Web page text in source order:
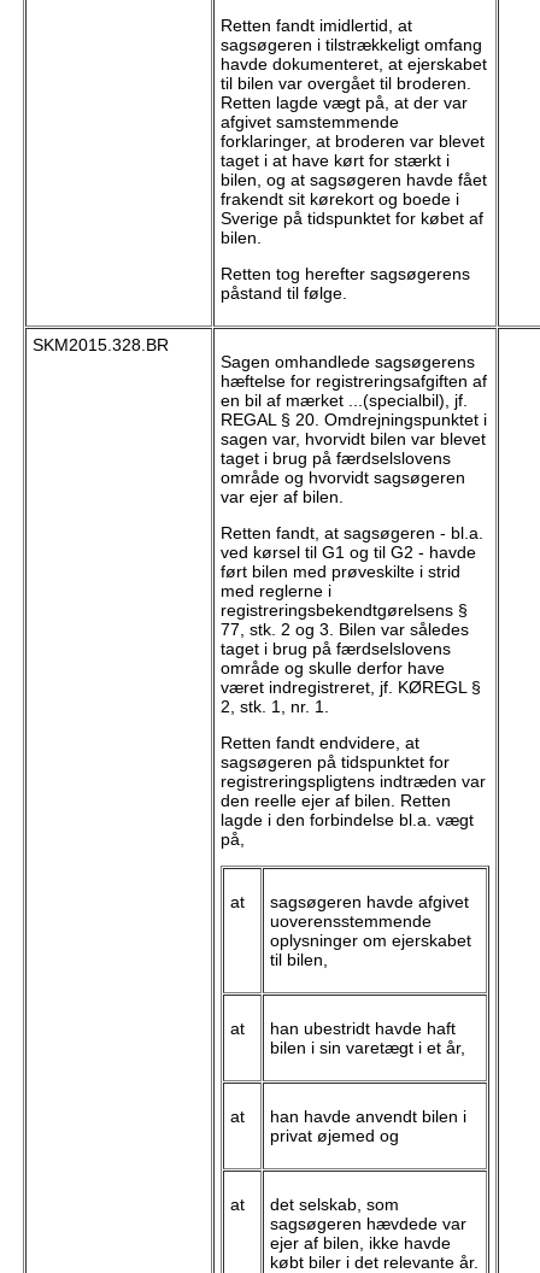
Retten fandt imidlertid, at
sagsøgeren i tilstrækkeligt omfang
havde dokumenteret, at ejerskabet
til bilen var overgået til broderen.
Retten lagde vægt på, at der var
afgivet samstemmende
forklaringer, at broderen var blevet
taget i at have kørt for stærkt i
bilen, og at sagsøgeren havde fået
frakendt sit kørekort og boede i
Sverige på tidspunktet for købet af
bilen.
Retten tog herefter sagsøgerens
påstand til følge.
SKM2015.328.BR
Sagen omhandlede sagsøgerens
hæftelse for registreringsafgiften af
en bil af mærket ...(specialbil), jf.
REGAL § 20. Omdrejningspunktet i
sagen var, hvorvidt bilen var blevet
taget i brug på færdselslovens
område og hvorvidt sagsøgeren
var ejer af bilen.
Retten fandt, at sagsøgeren - bl.a.
ved kørsel til G1 og til G2 - havde
ført bilen med prøveskilte i strid
med reglerne i
registreringsbekendtgørelsens §
77, stk. 2 og 3. Bilen var således
taget i brug på færdselslovens
område og skulle derfor have
været indregistreret, jf. KØREGL §
2, stk. 1, nr. 1.
Retten fandt endvidere, at
sagsøgeren på tidspunktet for
registreringspligtens indtræden var
den reelle ejer af bilen. Retten
lagde i den forbindelse bl.a. vægt
på,
at
sagsøgeren havde afgivet
uoverensstemmende
oplysninger om ejerskabet
til bilen,
at
han ubestridt havde haft
bilen i sin varetægt i et år,
at
han havde anvendt bilen i
privat øjemed og
at
det selskab, som
sagsøgeren hævdede var
ejer af bilen, ikke havde
købt biler i det relevante år.